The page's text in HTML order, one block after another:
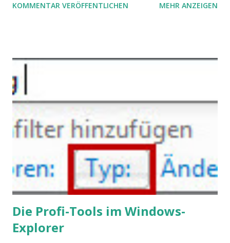
gleich. Im Arbeitskontext kann es zu nicht verstandenen
Angstzuständen ihrer Mitglieder. Dafür könnte es Gründe
geben, die weitgehend noch im Dunkeln zu liegen scheinen.
KOMMENTAR VERÖFFENTLICHEN MEHR ANZEIGEN
Die Profi-Tools im Windows-
Explorer